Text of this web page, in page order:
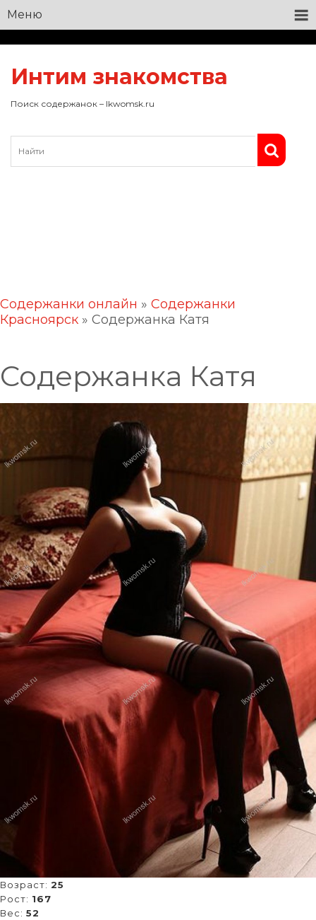
Меню
Интим знакомства
Поиск содержанок – lkwomsk.ru
Содержанки онлайн » Содержанки
Красноярск » Содержанка Катя
Содержанка Катя
Возраст: 25
Рост: 167
Вес: 52